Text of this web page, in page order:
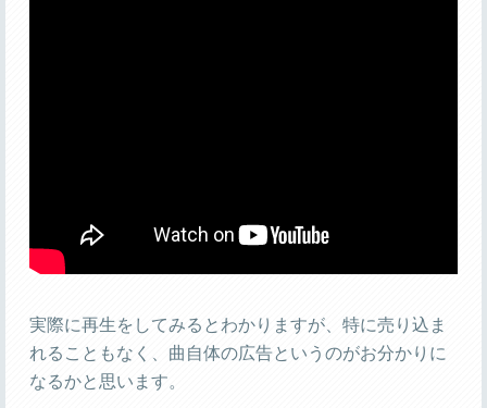
実際に再生をしてみるとわかりますが、特に売り込ま
れることもなく、曲自体の広告というのがお分かりに
なるかと思います。